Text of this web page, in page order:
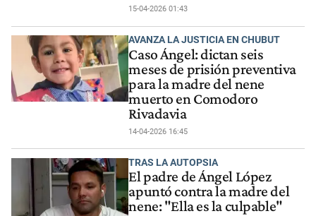
15-04-2026 01:43
AVANZA LA JUSTICIA EN CHUBUT
Caso Ángel: dictan seis
meses de prisión preventiva
para la madre del nene
muerto en Comodoro
Rivadavia
14-04-2026 16:45
TRAS LA AUTOPSIA
El padre de Ángel López
apuntó contra la madre del
nene: "Ella es la culpable"